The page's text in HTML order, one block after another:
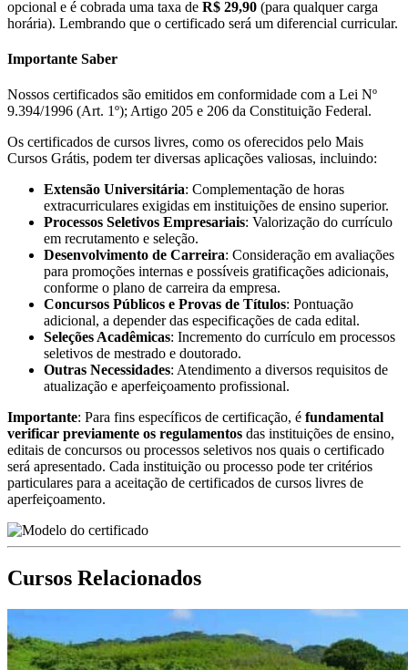
opcional e é cobrada uma taxa de R$ 29,90 (para qualquer carga
horária). Lembrando que o certificado será um diferencial curricular.
Importante Saber
Nossos certificados são emitidos em conformidade com a Lei Nº
9.394/1996 (Art. 1º); Artigo 205 e 206 da Constituição Federal.
Os certificados de cursos livres, como os oferecidos pelo Mais
Cursos Grátis, podem ter diversas aplicações valiosas, incluindo:
Extensão Universitária: Complementação de horas
extracurriculares exigidas em instituições de ensino superior.
Processos Seletivos Empresariais: Valorização do currículo
em recrutamento e seleção.
Desenvolvimento de Carreira: Consideração em avaliações
para promoções internas e possíveis gratificações adicionais,
conforme o plano de carreira da empresa.
Concursos Públicos e Provas de Títulos: Pontuação
adicional, a depender das especificações de cada edital.
Seleções Acadêmicas: Incremento do currículo em processos
seletivos de mestrado e doutorado.
Outras Necessidades: Atendimento a diversos requisitos de
atualização e aperfeiçoamento profissional.
Importante: Para fins específicos de certificação, é fundamental
verificar previamente os regulamentos das instituições de ensino,
editais de concursos ou processos seletivos nos quais o certificado
será apresentado. Cada instituição ou processo pode ter critérios
particulares para a aceitação de certificados de cursos livres de
aperfeiçoamento.
Cursos Relacionados